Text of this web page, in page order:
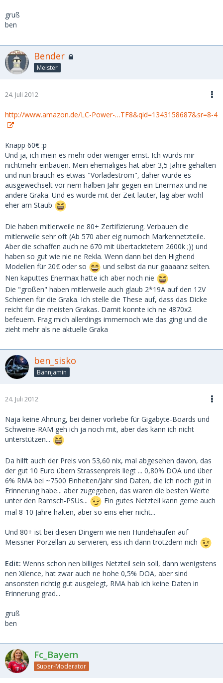
gruß
ben
Bender
Meister
24. Juli 2012
http://www.amazon.de/LC-Power-…TF8&qid=1343158687&sr=8-4
Knapp 60€ :p
Und ja, ich mein es mehr oder weniger ernst. Ich würds mir
nichtmehr einbauen. Mein ehemaliges hat aber 3,5 Jahre gehalten
und nun brauch es etwas "Vorladestrom", daher wurde es
ausgewechselt vor nem halben Jahr gegen ein Enermax und ne
andere Graka. Und es wurde mit der Zeit lauter, lag aber wohl
eher am Staub
Die haben mitlerweile ne 80+ Zertifizierung. Verbauen die
mitlerweile sehr oft (Ab 570 aber eig nurnoch Markennetzteile.
Aber die schaffen auch ne 670 mit übertacktetem 2600k ;)) und
haben so gut wie nie ne Rekla. Wenn dann bei den Highend
Modellen für 20€ oder so
und selbst da nur gaaaanz selten.
Nen kaputtes Enermax hatte ich aber noch nie
Die "großen" haben mitlerweile auch glaub 2*19A auf den 12V
Schienen für die Graka. Ich stelle die These auf, dass das Dicke
reicht für die meisten Grakas. Damit konnte ich ne 4870x2
befeuern. Frag mich allerdings immernoch wie das ging und die
zieht mehr als ne aktuelle Graka
ben_sisko
Bannjamin
24. Juli 2012
Naja keine Ahnung, bei deiner vorliebe für Gigabyte-Boards und
Schweine-RAM geh ich ja noch mit, aber das kann ich nicht
unterstützen...
Da hilft auch der Preis von 53,60 nix, mal abgesehen davon, das
der gut 10 Euro übern Strassenpreis liegt ... 0,80% DOA und über
6% RMA bei ~7500 Einheiten/Jahr sind Daten, die ich noch gut in
Erinnerung habe... aber zugegeben, das waren die besten Werte
unter den Ramsch-PSUs...
Ein gutes Netzteil kann gerne auch
mal 8-10 Jahre halten, aber so eins eher nicht...
Und 80+ ist bei diesen Dingern wie nen Hundehaufen auf
Meissner Porzellan zu servieren, ess ich dann trotzdem nich
Edit: Wenns schon nen billiges Netzteil sein soll, dann wenigstens
nen Xilence, hat zwar auch ne hohe 0,5% DOA, aber sind
ansonsten richtig gut ausgelegt, RMA hab ich keine Daten in
Erinnerung grad...
gruß
ben
Fc_Bayern
Super-Moderator